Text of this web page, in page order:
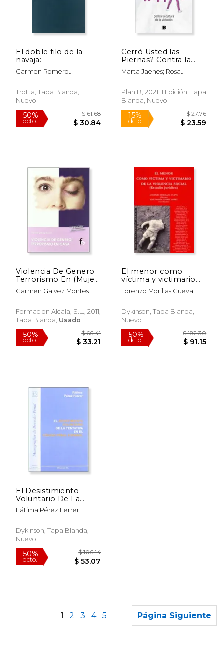
50%
dcto.
50%
dcto.
dcto.
El doble filo de la
navaja:
Carmen Romero
García Selgas
Trotta, Tapa Blanda,
Nuevo
Cerró Usted las
Piernas? Contra la
Cultura de la Violación
Marta Jaenes; Rosa
Plan B, 2021, 1 Edición, Tapa
Blanda, Nuevo
Violencia De Genero
Terrorismo En (Mujer,
Genero, Reproduccio)
Carmen Galvez Montes
Formacion Alcala, S.L., 2011,
Tapa Blanda, Usado
El menor como
víctima y victimario
de la violencia social.:
Estudio jurídico.
Penales)
Lorenzo Morillas Cueva
Dykinson, Tapa Blanda,
Nuevo
El Desistimiento
Voluntario De La
Tentativa En El
Código Penal
de Derecho Penal)
Fátima Pérez Ferrer
Dykinson, Tapa Blanda,
Nuevo
1 2 3 4 5 Página Siguiente